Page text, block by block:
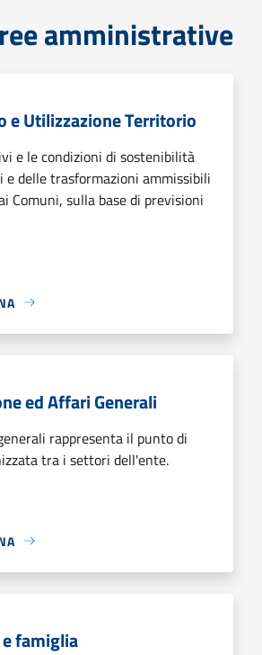
amministrative
e Utilizzazione Territorio
e le condizioni di sostenibilità
delle trasformazioni ammissibili
Comuni, sulla base di previsioni
ed Affari Generali
rappresenta il punto di
tra i settori dell'ente.
famiglia